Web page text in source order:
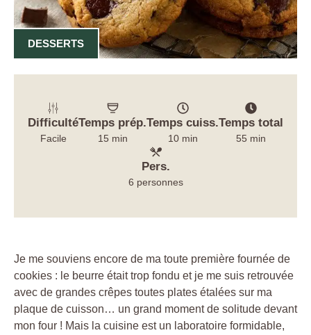
DESSERTS
Difficulté
Facile
Temps prép.
15 min
Temps cuiss.
10 min
Temps total
55 min
Pers.
6 personnes
Je me souviens encore de ma toute première fournée de
cookies : le beurre était trop fondu et je me suis retrouvée
avec de grandes crêpes toutes plates étalées sur ma
plaque de cuisson… un grand moment de solitude devant
mon four ! Mais la cuisine est un laboratoire formidable,